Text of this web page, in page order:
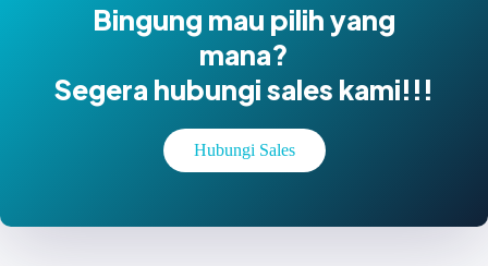
Bingung mau pilih yang
mana?
Segera hubungi sales kami!!!
Hubungi Sales